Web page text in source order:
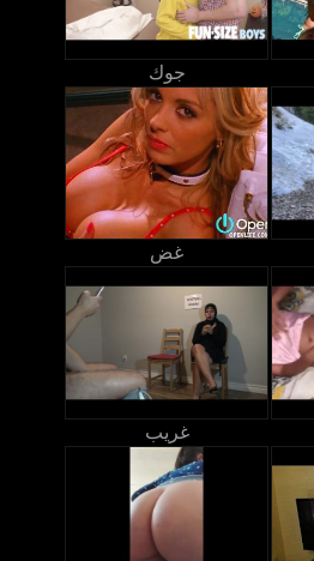
جوك
غض
غريب